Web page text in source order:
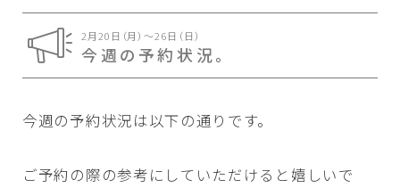
2月20日（月）〜26日（日）
今週の予約状況。
今週の予約状況は以下の通りです。
ご予約の際の参考にしていただけると嬉しいで